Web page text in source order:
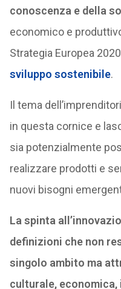
conoscenza e della
economico e
Strategia Europea 2020
sviluppo sostenibile.
Il tema
in questa cornice e
sia potenzialmente
realizzare prodotti e
nuovi bisogni
La spinta
definizioni che non
singolo ambito ma
culturale,